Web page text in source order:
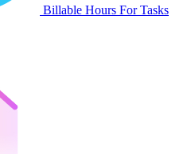
Billable Hours For Tasks